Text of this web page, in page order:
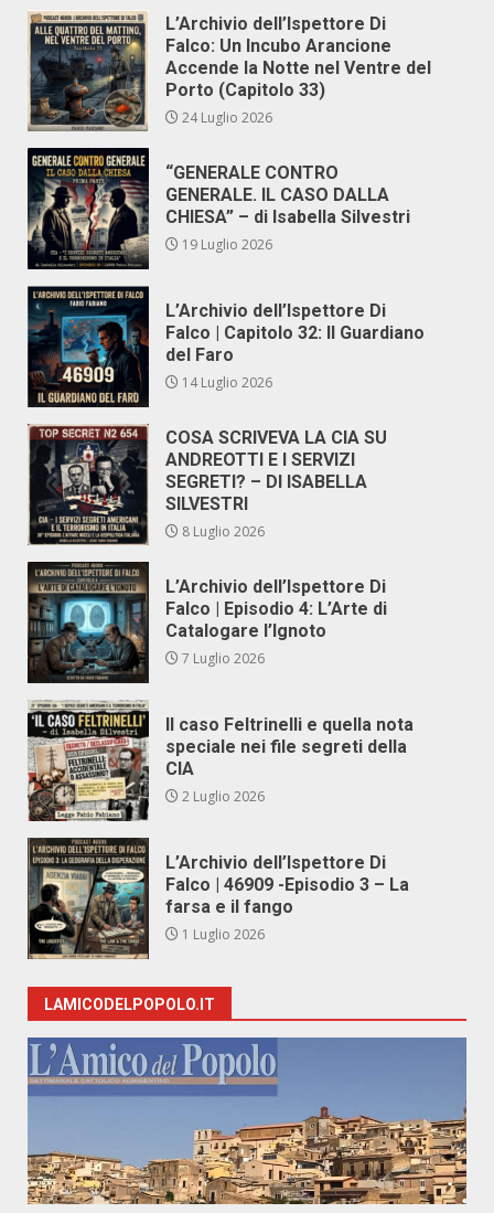
L’Archivio dell’Ispettore Di
Falco: Un Incubo Arancione
Accende la Notte nel Ventre del
Porto (Capitolo 33)
24 Luglio 2026
“GENERALE CONTRO
GENERALE. IL CASO DALLA
CHIESA” – di Isabella Silvestri
19 Luglio 2026
L’Archivio dell’Ispettore Di
Falco | Capitolo 32: Il Guardiano
del Faro
14 Luglio 2026
COSA SCRIVEVA LA CIA SU
ANDREOTTI E I SERVIZI
SEGRETI? – DI ISABELLA
SILVESTRI
8 Luglio 2026
L’Archivio dell’Ispettore Di
Falco | Episodio 4: L’Arte di
Catalogare l’Ignoto
7 Luglio 2026
Il caso Feltrinelli e quella nota
speciale nei file segreti della
CIA
2 Luglio 2026
L’Archivio dell’Ispettore Di
Falco | 46909 -Episodio 3 – La
farsa e il fango
1 Luglio 2026
LAMICODELPOPOLO.IT